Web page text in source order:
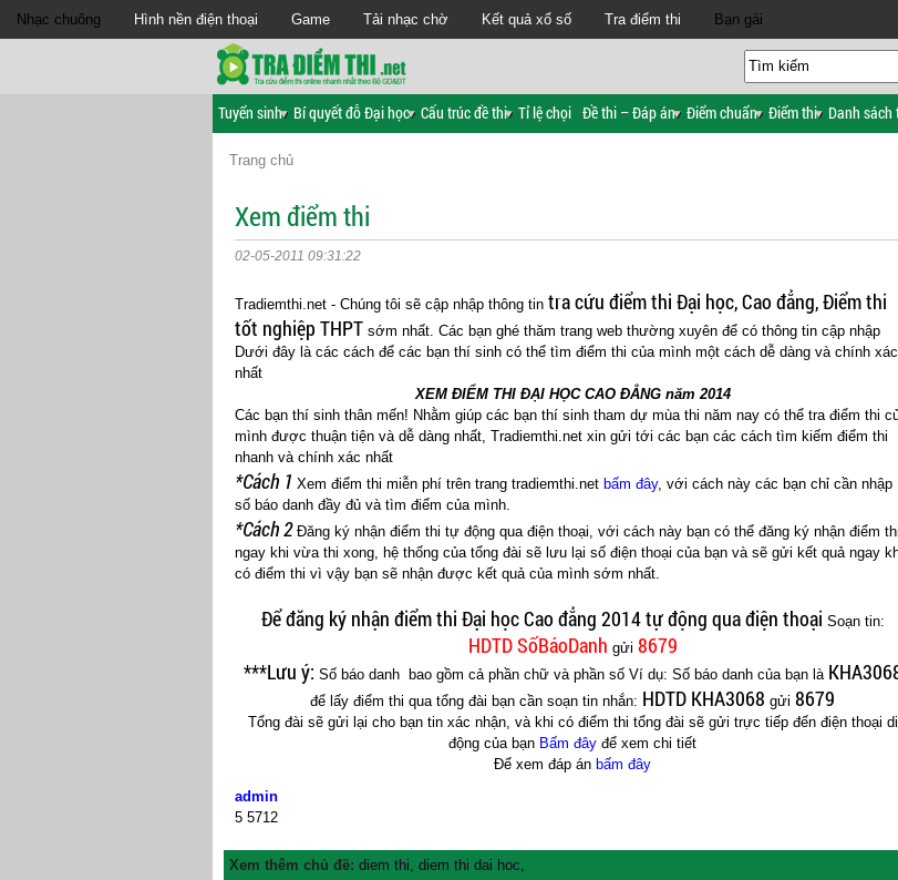
Nhạc chuông Hình nền điện thoại Game Tải nhạc chờ Kết quả xổ số Tra điểm thi Bạn gái
Tuyển sinh Bí quyết đỗ Đại học Cấu trúc đề thi Tỉ lệ chọi Đề thi – Đáp án Điểm chuẩn Điểm thi Danh sách
Trang chủ
Xem điểm thi
02-05-2011 09:31:22
Tradiemthi.net - Chúng tôi sẽ cập nhập thông tin tra cứu điểm thi Đại học, Cao đẳng, Điểm thi
tốt nghiệp THPT sớm nhất. Các bạn ghé thăm trang web thường xuyên để có thông tin cập nhập
Dưới đây là các cách để các bạn thí sinh có thể tìm điểm thi của mình một cách dễ dàng và chính xác
nhất
XEM ĐIỂM THI ĐẠI HỌC CAO ĐẲNG năm 2014
Các bạn thí sinh thân mến! Nhằm giúp các bạn thí sinh tham dự mùa thi năm nay có thể tra điểm thi
mình được thuận tiện và dễ dàng nhất, Tradiemthi.net xin gửi tới các bạn các cách tìm kiếm điểm thi
nhanh và chính xác nhất
*Cách 1 Xem điểm thi miễn phí trên trang tradiemthi.net bấm đây, với cách này các bạn chỉ cần nhập
số báo danh đầy đủ và tìm điểm của mình.
*Cách 2Đăng ký nhận điểm thi tự động qua điện thoại, với cách này bạn có thể đăng ký nhận điểm thi
ngay khi vừa thi xong, hệ thống của tổng đài sẽ lưu lại số điện thoại của bạn và sẽ gửi kết quả ngay
có điểm thi vì vậy bạn sẽ nhận được kết quả của mình sớm nhất.
Để đăng ký nhận điểm thi Đại học Cao đẳng 2014 tự động qua điện thoại Soạn tin:
HDTDSốBáoDanh gửi 8679
***Lưu ý: Số báo danh bao gồm cả phần chữ và phần số Ví dụ: Số báo danh của bạn là
để lấy điểm thi qua tổng đài bạn cần soạn tin nhắn: HDTD KHA3068 gửi 8679
Tổng đài sẽ gửi lại cho bạn tin xác nhận, và khi có điểm thi tổng đài sẽ gửi trực tiếp đến điện thoại di
động của bạn Bấm đây để xem chi tiết
Để xem đáp án bấm đây
admin
5 5712
Xem thêm chủ đề: diem thi, diem thi dai hoc,